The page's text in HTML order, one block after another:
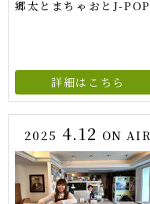
郷太とまちゃおとJ-POP
詳細はこちら
2025 4.12 ON AIR